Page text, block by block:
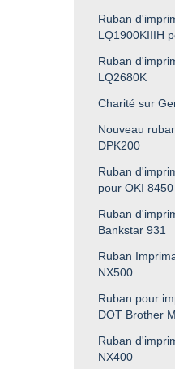
Ruban
LQ1900KIIIH
Ruban
LQ2680K
Charité sur
Nouveau
DPK200
Ruban
pour OKI
Ruban
Bankstar 931
Ruban
NX500
Ruban pour
DOT Brother
Ruban
NX400